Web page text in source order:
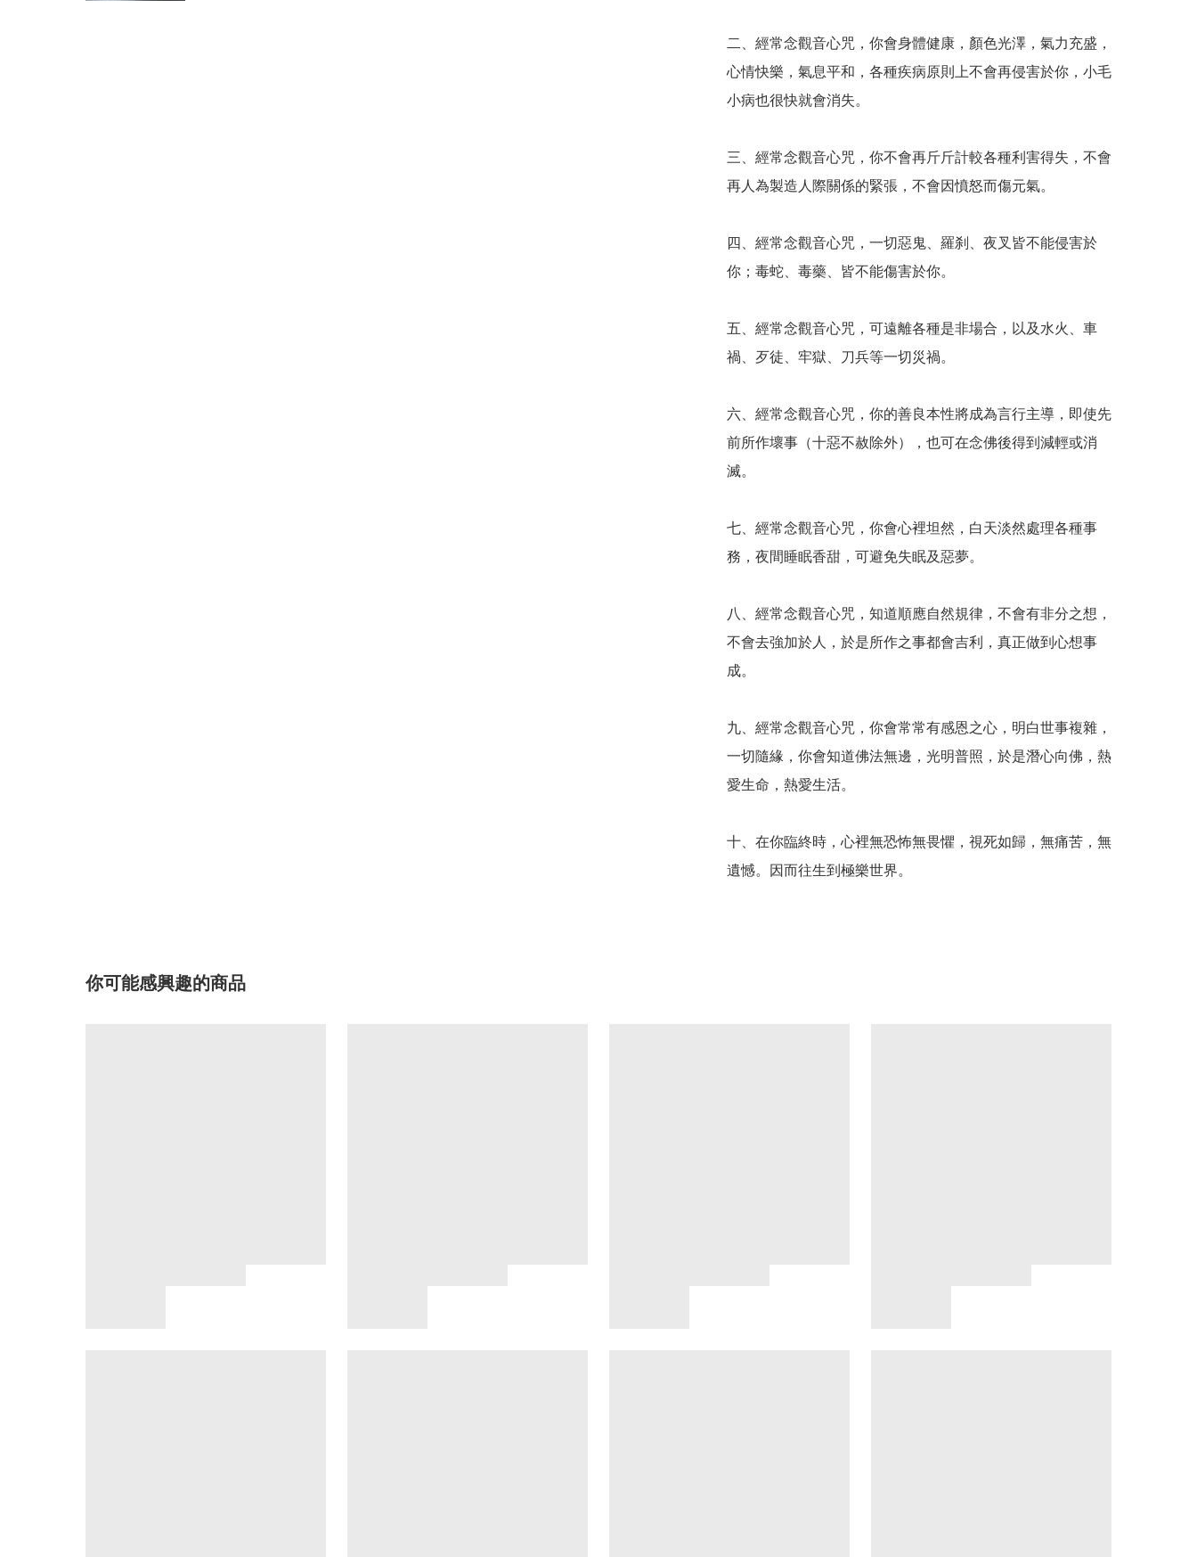
二、經常念觀音心咒，你會身體健康，顏色光澤，氣力充盛，
心情快樂，氣息平和，各種疾病原則上不會再侵害於你，小毛
小病也很快就會消失。
三、經常念觀音心咒，你不會再斤斤計較各種利害得失，不會
再人為製造人際關係的緊張，不會因憤怒而傷元氣。
四、經常念觀音心咒，一切惡鬼、羅刹、夜叉皆不能侵害於
你；毒蛇、毒藥、皆不能傷害於你。
五、經常念觀音心咒，可遠離各種是非場合，以及水火、車
禍、歹徒、牢獄、刀兵等一切災禍。
六、經常念觀音心咒，你的善良本性將成為言行主導，即使先
前所作壞事（十惡不赦除外），也可在念佛後得到減輕或消
滅。
七、經常念觀音心咒，你會心裡坦然，白天淡然處理各種事
務，夜間睡眠香甜，可避免失眠及惡夢。
八、經常念觀音心咒，知道順應自然規律，不會有非分之想，
不會去強加於人，於是所作之事都會吉利，真正做到心想事
成。
九、經常念觀音心咒，你會常常有感恩之心，明白世事複雜，
一切隨緣，你會知道佛法無邊，光明普照，於是潛心向佛，熱
愛生命，熱愛生活。
十、在你臨終時，心裡無恐怖無畏懼，視死如歸，無痛苦，無
遺憾。因而往生到極樂世界。
你可能感興趣的商品